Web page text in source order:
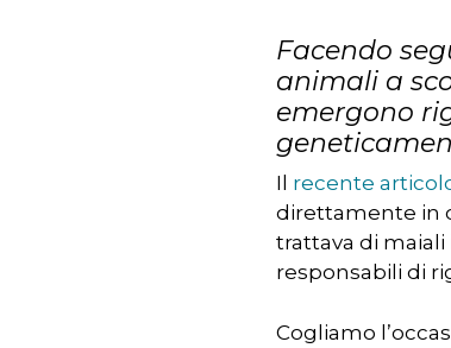
Premere INVIO per
Facendo
animali a
emergono
Il recente
direttamente in
trattava di maiali
responsabili di
Cogliamo